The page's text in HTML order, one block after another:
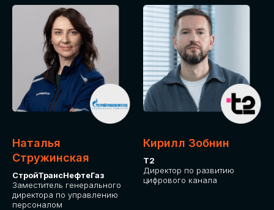
Наталья
Стружинская
СтройТрансНефтеГаз
Заместитель генерального
директора по управлению
персоналом
Кирилл Зобнин
Т2
Директор по развитию
цифрового канала
Приглашаем стать спикером GLOBAL
TECH FORUM и поделиться своим
опытом и экспертизой. Будем рады
сотрудничеству!
СТАТЬ
СПИКЕРОМ
IT Solutions for Business